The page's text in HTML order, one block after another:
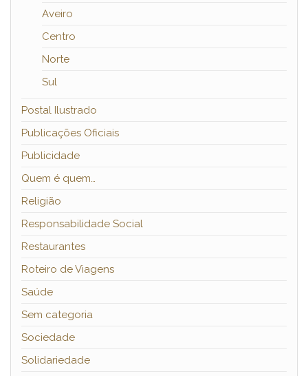
Aveiro
Centro
Norte
Sul
Postal Ilustrado
Publicações Oficiais
Publicidade
Quem é quem…
Religião
Responsabilidade Social
Restaurantes
Roteiro de Viagens
Saúde
Sem categoria
Sociedade
Solidariedade